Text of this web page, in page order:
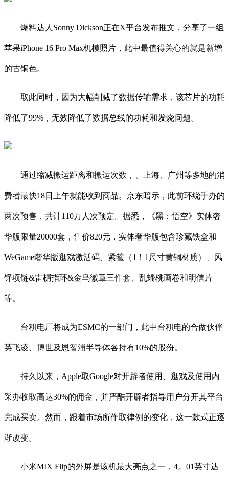
爆料达人Sonny Dickson正在X平台发布推文，分享了一组
苹果iPhone 16 Pro Max机模照片，此中最值得关心的就是新增
的古铜色。
取此同时，因为大幅削减了数据传输需求，该芯片的功耗
降低了99%，无效降低了数据总线的功耗和发烧问题。
通过缩减搬运距离和搬运次数，、上海、广州等多地的消
费者最快18日上午就能收到商品。京东暗示，此前环绕手办的
两次预售，共计110万人次预定。据悉，《黑：悟空》实体奢
华版限量20000套，售价820元，实体奢华版包含珍藏铁盒和
WeGame奢华版逛戏激活码、紧箍（1！1尺寸黄铜材质）、风
铎项链&雷榍指环&金乌徽章三件套、乱蟠桃画卷和明信片
等。
台积电厂将成为ESMC的一部门，此中台积电的合做伙伴
英飞凌、博世及恩智浦半导体各持有10%的股份。
持久以来，Apple取Google对开辟者使用、逛戏及使用内
采办收取高达30%的佣金，并严酷开辟者指导用户分开其平台
完成买卖。然而，跟着市场所作取律例的变化，这一款式正逐
渐改变。
小米MIX Flip的外屏是该机最大亮点之一，4。01英寸达